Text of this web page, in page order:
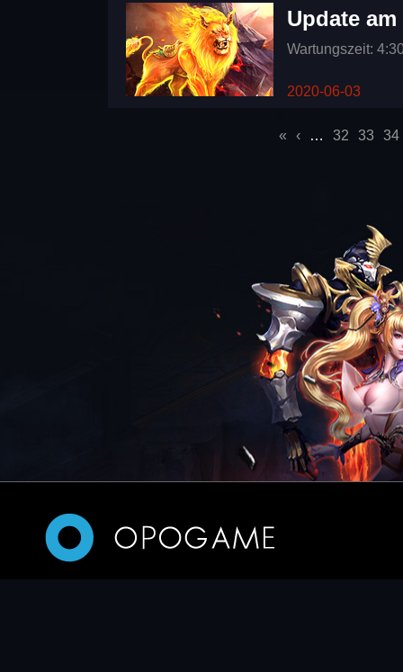
Update am
Wartungszeit:
2020-06-03
« ‹ … 32 33 34